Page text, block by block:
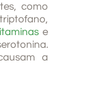
como
e
a